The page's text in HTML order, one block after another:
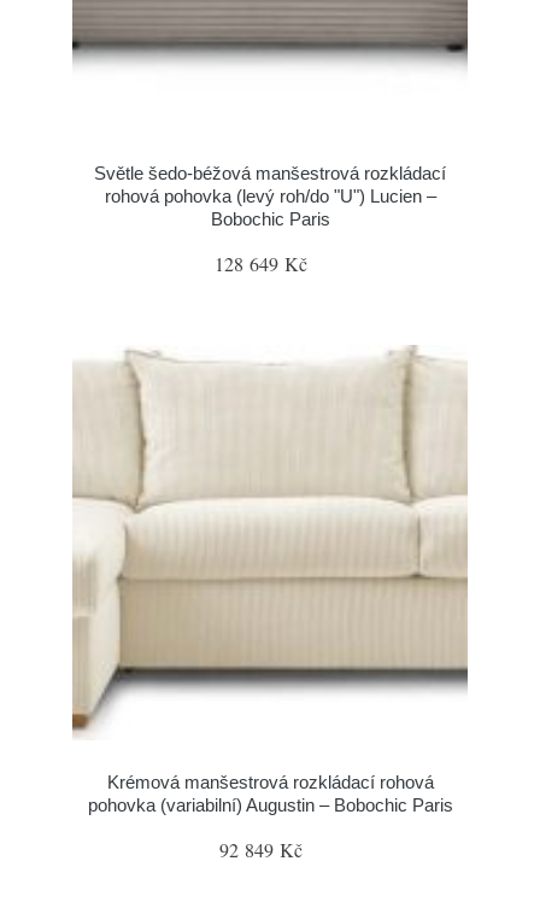
Světle šedo-béžová manšestrová rozkládací
rohová pohovka (levý roh/do "U") Lucien –
Bobochic Paris
128 649 Kč
Krémová manšestrová rozkládací rohová
pohovka (variabilní) Augustin – Bobochic Paris
92 849 Kč